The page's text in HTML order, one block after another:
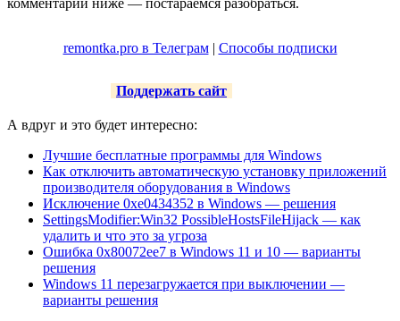
remontka.pro в Телеграм| Способы подписки
Поддержать сайт
А вдруг и это будет интересно:
Лучшие бесплатные программы для Windows
Как отключить автоматическую установку приложений
производителя оборудования в Windows
Исключение 0xe0434352 в Windows — решения
SettingsModifier:Win32 PossibleHostsFileHijack — как
удалить и что это за угроза
Ошибка 0x80072ee7 в Windows 11 и 10 — варианты
решения
Windows 11 перезагружается при выключении —
варианты решения